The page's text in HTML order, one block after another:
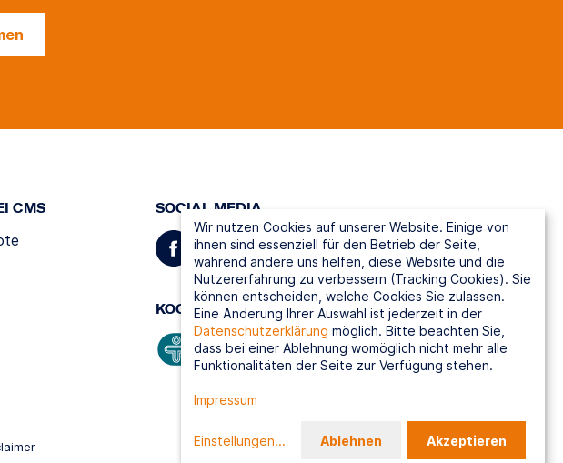
CMS SOCIAL MEDIA
KOOPERATIONSPARTNER
Wir nutzen Cookies auf unserer Website. Einige von
ihnen sind essenziell für den Betrieb der Seite,
während andere uns helfen, diese Website und die
Nutzererfahrung zu verbessern (Tracking Cookies). Sie
können entscheiden, welche Cookies Sie zulassen.
Eine Änderung Ihrer Auswahl ist jederzeit in der
Datenschutzerklärung möglich. Bitte beachten Sie,
dass bei einer Ablehnung womöglich nicht mehr alle
Funktionalitäten der Seite zur Verfügung stehen.
Impressum
Einstellungen... Ablehnen Akzeptieren